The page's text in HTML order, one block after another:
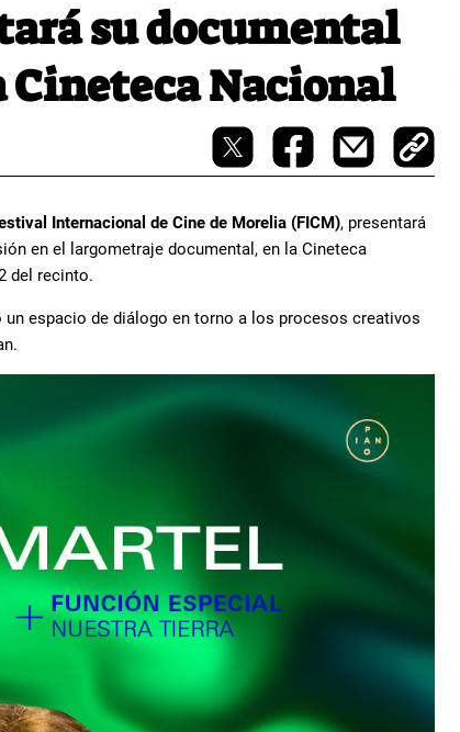
su documental
Cineteca Nacional
Internacional de Cine de Morelia (FICM), presentará
en el largometraje documental, en la Cineteca
del recinto.
espacio de diálogo en torno a los procesos creativos